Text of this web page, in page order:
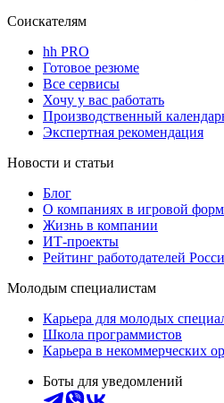
Соискателям
hh PRO
Готовое резюме
Все сервисы
Хочу у вас работать
Производственный
Экспертная рекомендация
Новости и статьи
Блог
О компаниях в игровой
Жизнь в компании
ИТ-проекты
Рейтинг работодателей
Молодым специалистам
Карьера для молодых
Школа программистов
Карьера в некоммерческих
Боты для уведомлений